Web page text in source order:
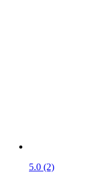
5.0 (2)